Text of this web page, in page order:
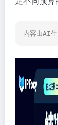
内容由AI